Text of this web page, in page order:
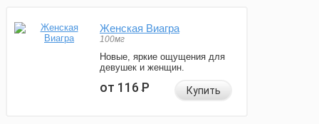
Женская Виагра
100мг
Новые, яркие ощущения для
девушек и женщин.
от 116Р Купить